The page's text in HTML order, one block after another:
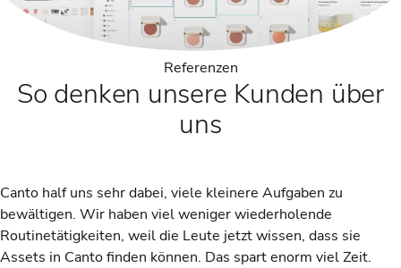
Referenzen
So denken unsere Kunden über
uns
Canto half uns sehr dabei, viele kleinere Aufgaben zu
bewältigen. Wir haben viel weniger wiederholende
Routinetätigkeiten, weil die Leute jetzt wissen, dass sie
Assets in Canto finden können. Das spart enorm viel Zeit.